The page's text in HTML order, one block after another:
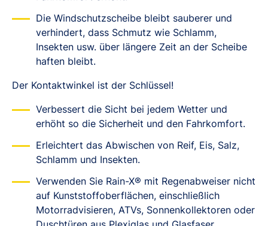
Die Windschutzscheibe bleibt sauberer und
verhindert, dass Schmutz wie Schlamm,
Insekten usw. über längere Zeit an der Scheibe
haften bleibt.
Der Kontaktwinkel ist der Schlüssel!
Verbessert die Sicht bei jedem Wetter und
erhöht so die Sicherheit und den Fahrkomfort.
Erleichtert das Abwischen von Reif, Eis, Salz,
Schlamm und Insekten.
Verwenden Sie Rain-X® mit Regenabweiser nicht
auf Kunststoffoberflächen, einschließlich
Motorradvisieren, ATVs, Sonnenkollektoren oder